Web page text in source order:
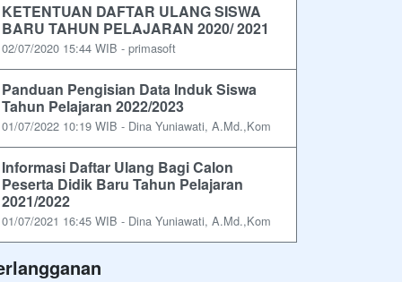
KETENTUAN DAFTAR ULANG SISWA
BARU TAHUN PELAJARAN 2020/ 2021
02/07/2020 15:44 WIB - primasoft
Panduan Pengisian Data Induk Siswa
Tahun Pelajaran 2022/2023
01/07/2022 10:19 WIB - Dina Yuniawati, A.Md.,Kom
Informasi Daftar Ulang Bagi Calon
Peserta Didik Baru Tahun Pelajaran
2021/2022
01/07/2021 16:45 WIB - Dina Yuniawati, A.Md.,Kom